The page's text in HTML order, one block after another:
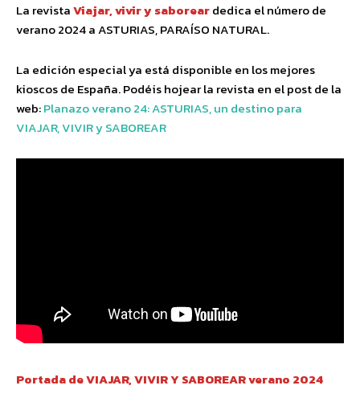
La revistaViajar, vivir y saboreardedica el número de
verano 2024 a ASTURIAS, PARAÍSO NATURAL.
La edición especial ya está disponible en los mejores
kioscos de España. Podéis hojear la revista en el post de la
web:Planazo verano 24: ASTURIAS, un destino para
VIAJAR, VIVIR y SABOREAR
Portada de VIAJAR, VIVIR Y SABOREAR verano 2024